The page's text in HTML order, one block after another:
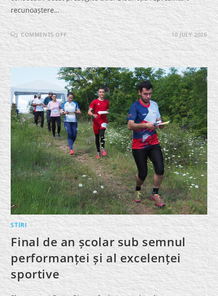
recunoaștere…
COMMENTS OFFON
COLEGIUL
NAȚIONAL
MILITAR
„DIMITRIE
CANTEMIR”
–
PENTRU
A
CINCEA
OARĂ
CONSECUTIV
„ȘCOALĂ
EUROPEANĂ”
(2012,
2015,
2018,
2023,
2026)
10 JULY 2026
STIRI
Final de an școlar sub semnul
performanței și al excelenței
sportive